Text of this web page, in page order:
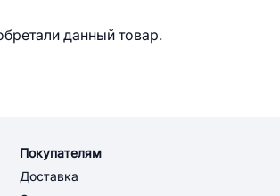
данный товар.
Покупателям
Доставка